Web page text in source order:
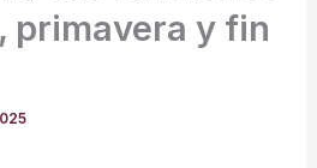
primavera y fin